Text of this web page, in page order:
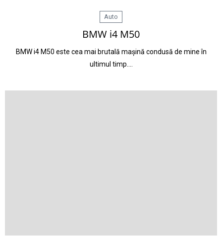
Auto
BMW i4 M50
BMW i4 M50 este cea mai brutală mașină condusă de mine în
ultimul timp.…